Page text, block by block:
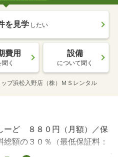
を見学 したい
費用
聞く
設備
について聞く
プ浜松入野店（株）ＭＳレンタル
ーど ８８０円（月額）／保
額の３０％（最低保証料：
賃料総額の１．５％ 【更